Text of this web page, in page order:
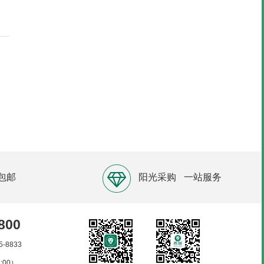
邮 阳光采购 一站服务
8833